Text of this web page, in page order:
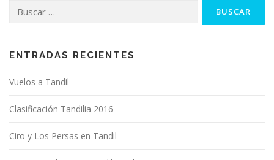
ENTRADAS RECIENTES
Vuelos a Tandil
Clasificación Tandilia 2016
Ciro y Los Persas en Tandil